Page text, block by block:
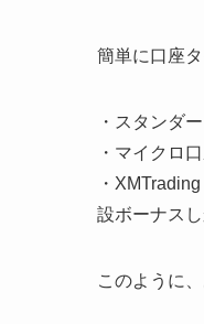
簡単に口座
・スタンダ
・マイクロ
・
設ボーナス
このように